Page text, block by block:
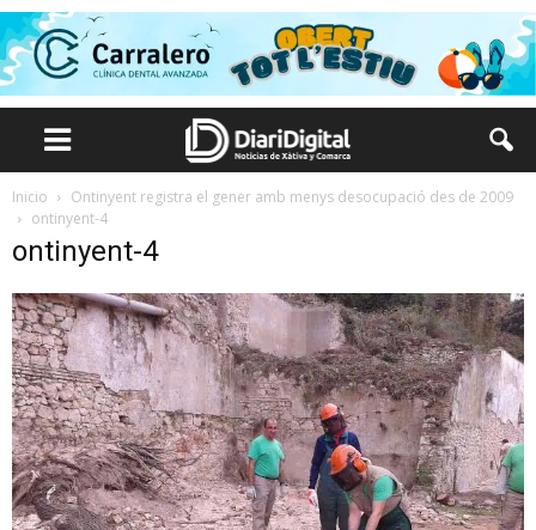
Inicio
Ontinyent registra el gener amb menys desocupació des de 2009
ontinyent-4
ontinyent-4